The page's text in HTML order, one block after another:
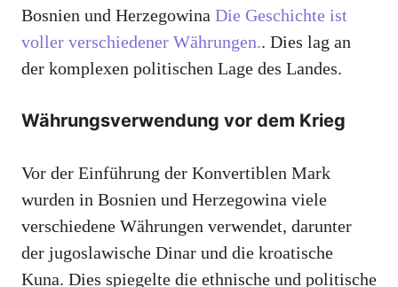
Bosnien und Herzegowina Die Geschichte ist
voller verschiedener Währungen.. Dies lag an
der komplexen politischen Lage des Landes.
Währungsverwendung vor dem Krieg
Vor der Einführung der Konvertiblen Mark
wurden in Bosnien und Herzegowina viele
verschiedene Währungen verwendet, darunter
der jugoslawische Dinar und die kroatische
Kuna. Dies spiegelte die ethnische und politische